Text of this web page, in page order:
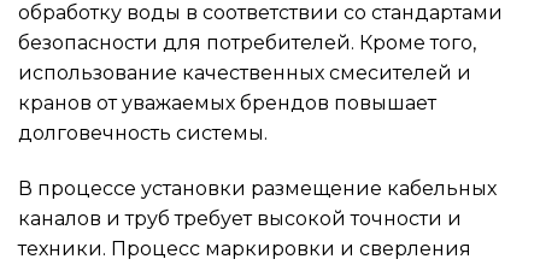
обработку воды в соответствии со стандартами
безопасности для потребителей. Кроме того,
использование качественных смесителей и
кранов от уважаемых брендов повышает
долговечность системы.
В процессе установки размещение кабельных
каналов и труб требует высокой точности и
техники. Процесс маркировки и сверления